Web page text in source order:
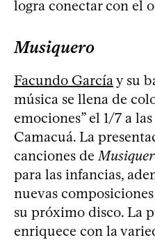
logra conectar con el
Musiquero
Facundo Garcíay su
música se llena de
emociones” el 1/7 a
Camacuá. La
canciones de
para las infancias,
nuevas
su próximo disco. La
enriquece con la